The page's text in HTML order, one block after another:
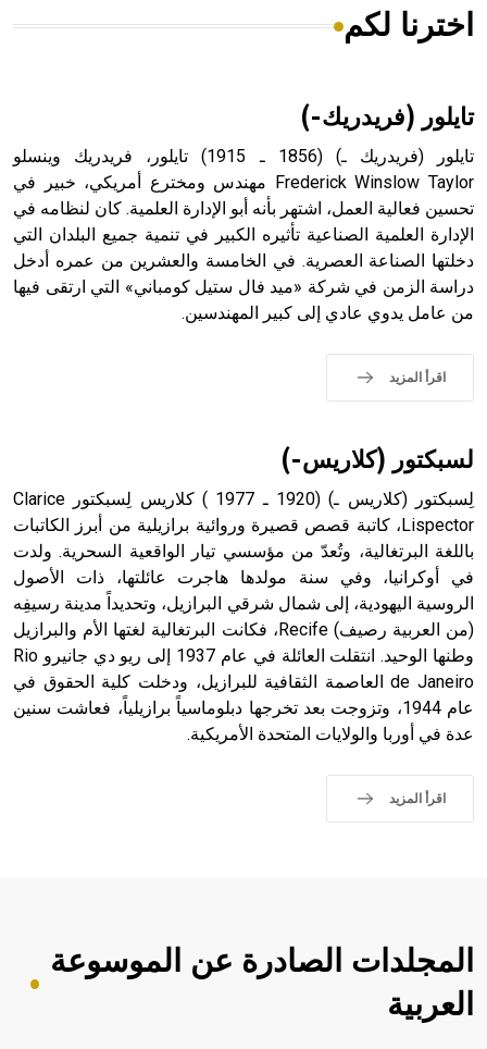
هل تعلم أن الأبسيد كلمة فرنسية اللفظ تم اعتمادها مصطلحاً
- هل تعلم أن أبجر Abgar اسم معروف جيداً يعود إلى عدد من
الملوك الذين حكموا مدينة إديسا (الرها) من أبجر الأول وحتى
التاسع، وهم ينتسبون إلى أسرة أوسروين
اخترنا لكم
تايلور (فريدريك-)
تايلور (فريدريك ـ) (1856 ـ 1915) تايلور، فريدريك وينسلو
Frederick Winslow Taylor مهندس ومخترع أمريكي، خبير في
تحسين فعالية العمل، اشتهر بأنه أبو الإدارة العلمية. كان لنظامه في
الإدارة العلمية الصناعية تأثيره الكبير في تنمية جميع البلدان التي
دخلتها الصناعة العصرية. في الخامسة والعشرين من عمره أدخل
دراسة الزمن في شركة «ميد فال ستيل كومباني» التي ارتقى فيها
من عامل يدوي عادي إلى كبير المهندسين.
اقرأ المزيد
لسبكتور (كلاريس-)
لِسبكتور (كلاريس ـ) (1920 ـ 1977 ) كلاريس لِسبكتور Clarice
Lispector، كاتبة قصص قصيرة وروائية برازيلية من أبرز الكاتبات
باللغة البرتغالية، وتُعدّ من مؤسسي تيار الواقعية السحرية. ولدت
في أوكرانيا، وفي سنة مولدها هاجرت عائلتها، ذات الأصول
الروسية اليهودية، إلى شمال شرقي البرازيل، وتحديداً مدينة رسيفِه
(من العربية رصيف) Recife، فكانت البرتغالية لغتها الأم والبرازيل
وطنها الوحيد. انتقلت العائلة في عام 1937 إلى ريو دي جانيرو Rio
de Janeiro العاصمة الثقافية للبرازيل، ودخلت كلية الحقوق في
عام 1944، وتزوجت بعد تخرجها دبلوماسياً برازيلياً، فعاشت سنين
عدة في أوربا والولايات المتحدة الأمريكية.
اقرأ المزيد
المجلدات الصادرة عن الموسوعة
العربية